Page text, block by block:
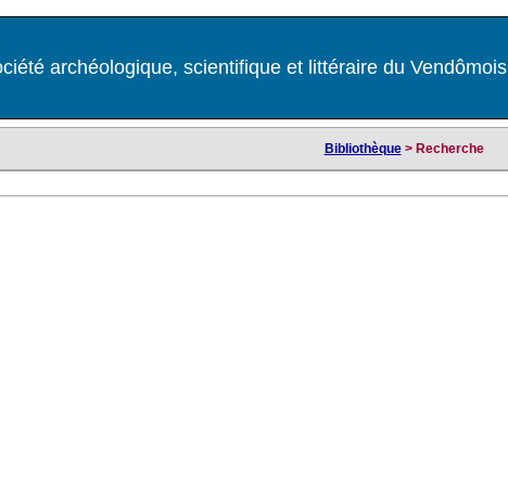
archéologique, scientifique et littéraire du Vendômois
Bibliothèque> Recherche